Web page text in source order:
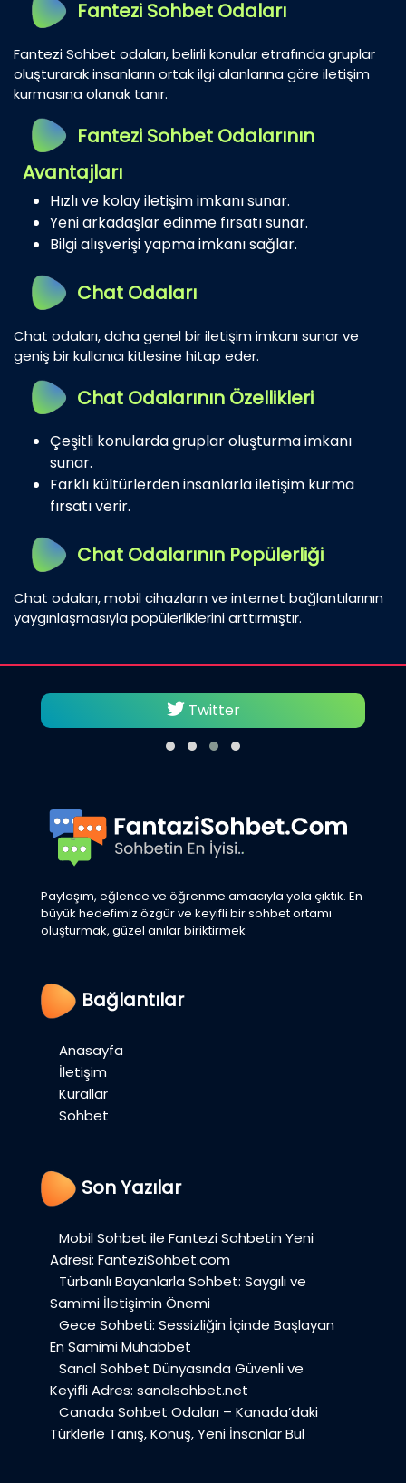
Fantezi Sohbet Odaları
Fantezi Sohbet odaları, belirli konular etrafında gruplar
oluşturarak insanların ortak ilgi alanlarına göre iletişim
kurmasına olanak tanır.
Fantezi Sohbet Odalarının
Avantajları
Hızlı ve kolay iletişim imkanı sunar.
Yeni arkadaşlar edinme fırsatı sunar.
Bilgi alışverişi yapma imkanı sağlar.
Chat Odaları
Chat odaları, daha genel bir iletişim imkanı sunar ve
geniş bir kullanıcı kitlesine hitap eder.
Chat Odalarının Özellikleri
Çeşitli konularda gruplar oluşturma imkanı
sunar.
Farklı kültürlerden insanlarla iletişim kurma
fırsatı verir.
Chat Odalarının Popülerliği
Chat odaları, mobil cihazların ve internet bağlantılarının
yaygınlaşmasıyla popülerliklerini arttırmıştır.
Twitter
Paylaşım, eğlence ve öğrenme amacıyla yola çıktık. En
büyük hedefimiz özgür ve keyifli bir sohbet ortamı
oluşturmak, güzel anılar biriktirmek
Bağlantılar
Anasayfa
İletişim
Kurallar
Sohbet
Son Yazılar
Mobil Sohbet ile Fantezi Sohbetin Yeni
Adresi: FanteziSohbet.com
Türbanlı Bayanlarla Sohbet: Saygılı ve
Samimi İletişimin Önemi
Gece Sohbeti: Sessizliğin İçinde Başlayan
En Samimi Muhabbet
Sanal Sohbet Dünyasında Güvenli ve
Keyifli Adres: sanalsohbet.net
Canada Sohbet Odaları – Kanada’daki
Türklerle Tanış, Konuş, Yeni İnsanlar Bul